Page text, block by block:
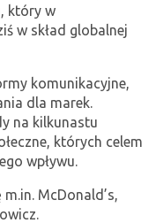
który w
w skład globalnej
komunikacyjne,
dla marek.
na kilkunastu
których celem
wpływu.
McDonald’s,